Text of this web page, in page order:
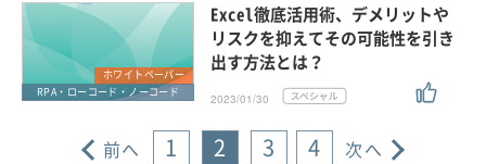
ホワイトペーパー
RPA・ローコード・ノーコード
Excel徹底活用術、デメリットや
リスクを抑えてその可能性を引き
出す方法とは？
2023/01/30
前へ 1 2 3 4 次へ